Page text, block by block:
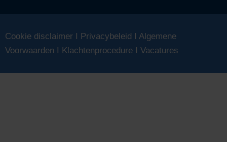
Cookie disclaimer Privacybeleid
Algemene
Voorwaarden
Klachtenprocedure Vacatures